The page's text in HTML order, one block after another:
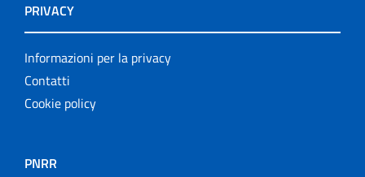
PRIVACY
Informazioni per la privacy
Contatti
Cookie policy
PNRR